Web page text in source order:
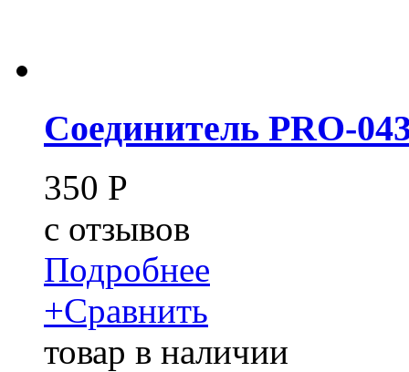
Соединитель PRO-
350 Р
c отзывов
Подробнее
+Сравнить
товар в наличии